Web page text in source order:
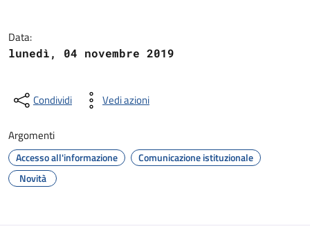
Data:
lunedì, 04 novembre 2019
Condividi Vedi azioni
Argomenti
Accesso all'informazione
Comunicazione istituzionale
Novità